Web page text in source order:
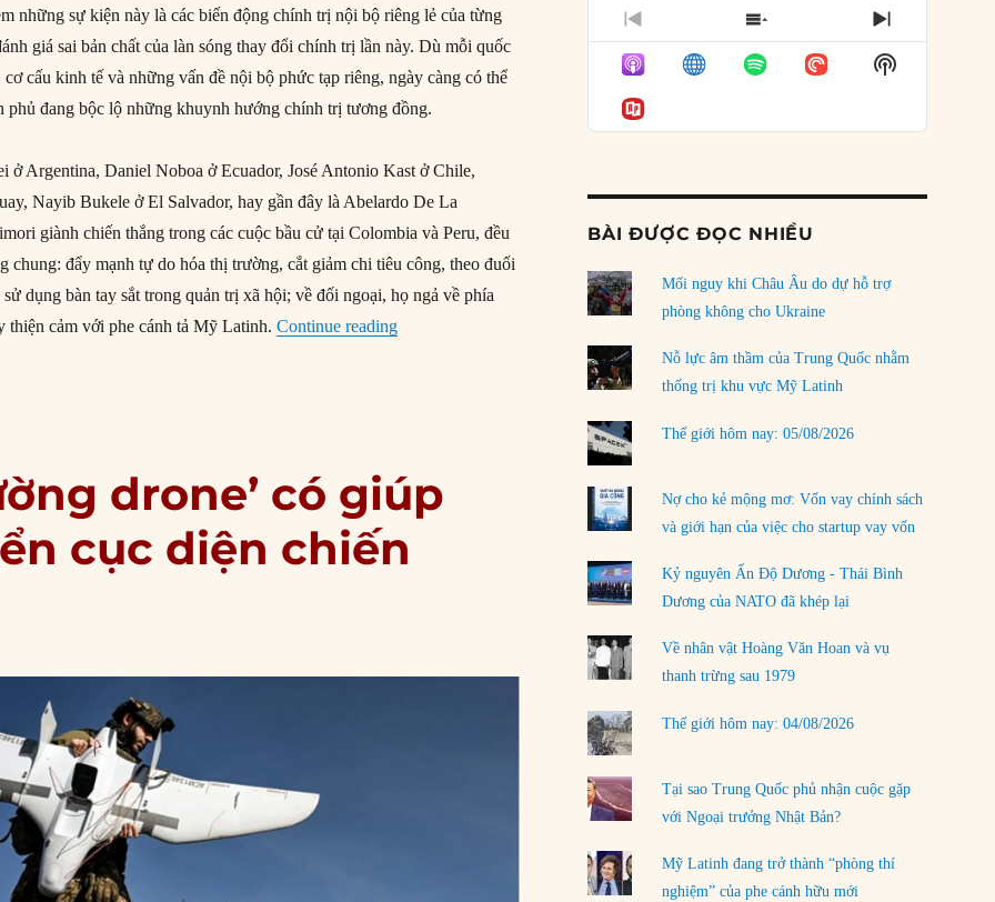
những sự kiện này là các biến động chính trị nội bộ riêng lẻ của từng
giá sai bản chất của làn sóng thay đổi chính trị lần này. Dù mỗi quốc
cấu kinh tế và những vấn đề nội bộ phức tạp riêng, ngày càng có thể
phủ đang bộc lộ những khuynh hướng chính trị tương đồng.
ở Argentina, Daniel Noboa ở Ecuador, José Antonio Kast ở Chile,
Nayib Bukele ở El Salvador, hay gần đây là Abelardo De La
giành chiến thắng trong các cuộc bầu cử tại Colombia và Peru, đều
chung: đẩy mạnh tự do hóa thị trường, cắt giảm chi tiêu công, theo đuổi
dụng bàn tay sắt trong quản trị xã hội; về đối ngoại, họ ngả về phía
thiện cảm với phe cánh tả Mỹ Latinh.Continue reading“Mỹ Latinh đang trở thành “phòng thí nghiệm” của phe cánh hữu mới”
drone’ có giúp
cục diện chiến
04/08/2026
Điểm mù chiến lược của Trump tại Thái Bình
Dương
03/08/2026
rủi ro
01/08/2026
31/07/2026
phải chịu đựng?
30/07/2026
Tập tìm cách chôn vùi bê bối chấn động vòng
tròn thân cận của mình
LOAD MORE
PREVIOUS
EPISODE
SHOW
EPISODES
LIST
NEXT
EPISODE
Show
Podcast
BÀI ĐƯỢC ĐỌC NHIỀU
Mối nguy khi Châu Âu do dự hỗ trợ
phòng không cho Ukraine
Nỗ lực âm thầm của Trung Quốc nhằm
thống trị khu vực Mỹ Latinh
Thế giới hôm nay: 05/08/2026
Nợ cho kẻ mộng mơ: Vốn vay chính sách
và giới hạn của việc cho startup vay vốn
Kỷ nguyên Ấn Độ Dương - Thái Bình
Dương của NATO đã khép lại
Về nhân vật Hoàng Văn Hoan và vụ
thanh trừng sau 1979
Thế giới hôm nay: 04/08/2026
Tại sao Trung Quốc phủ nhận cuộc gặp
với Ngoại trưởng Nhật Bản?
Mỹ Latinh đang trở thành “phòng thí
nghiệm” của phe cánh hữu mới